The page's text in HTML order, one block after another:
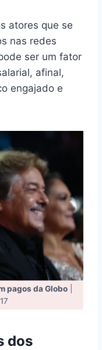
atores que se
nas redes
ser um fator
afinal,
engajado e
pagos da Globo|
dos